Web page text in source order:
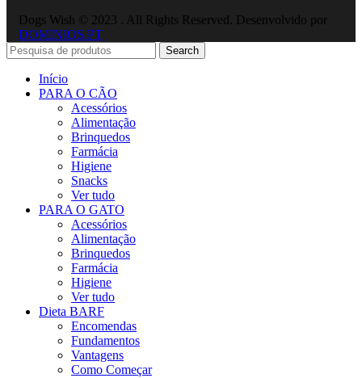
Dogs Wish © 2023 . All Rights Reserved. Desenvolvido por
DOMINIOS.PT
Search
Início
PARA O CÃO
Acessórios
Alimentação
Brinquedos
Farmácia
Higiene
Snacks
Ver tudo
PARA O GATO
Acessórios
Alimentação
Brinquedos
Farmácia
Higiene
Ver tudo
Dieta BARF
Encomendas
Fundamentos
Vantagens
Como Começar